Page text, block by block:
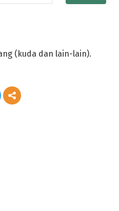
(kuda dan lain-lain).